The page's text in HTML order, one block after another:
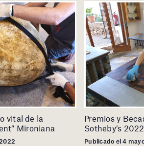
vital de la
Mironiana
Premios y
Sotheby’s 2022
Publicado el 4